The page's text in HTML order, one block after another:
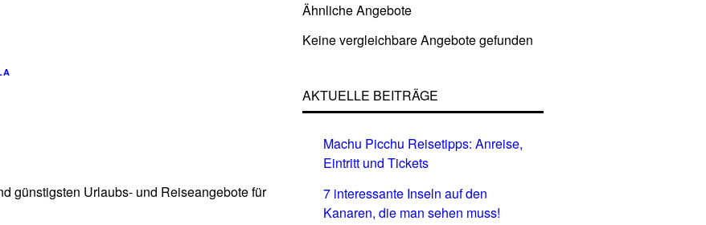
günstigsten Urlaubs- und Reiseangebote für
Ähnliche Angebote
Keine vergleichbare Angebote gefunden
AKTUELLE BEITRÄGE
Machu Picchu Reisetipps: Anreise,
Eintritt und Tickets
7 interessante Inseln auf den
Kanaren, die man sehen muss!